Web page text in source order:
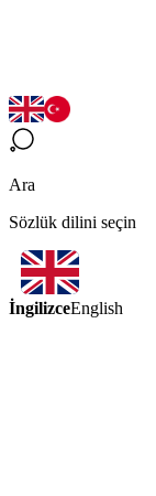
Ara
Sözlük dilini seçin
İngilizceEnglish